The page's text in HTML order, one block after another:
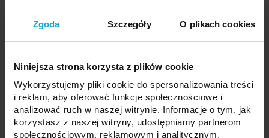
Zgoda Szczegóły O plikach cookies
Niniejsza strona korzysta z plików cookie
Wykorzystujemy pliki cookie do spersonalizowania treści
i reklam, aby oferować funkcje społecznościowe i
analizować ruch w naszej witrynie. Informacje o tym, jak
korzystasz z naszej witryny, udostępniamy partnerom
społecznościowym, reklamowym i analitycznym.
Żywotność:
35000
Skontaktuj się z Twoim
lokalnym dystrybutorem
Cena za 1 metr
DODAJ DO LISTY ŻYCZEŃ